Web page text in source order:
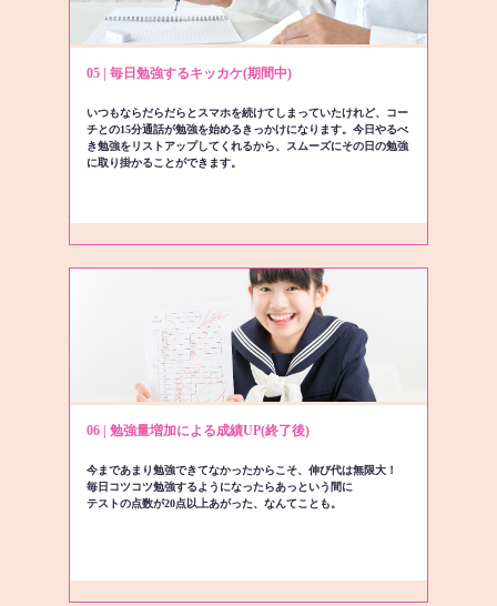
05 | 毎日勉強するキッカケ(期間中)
いつもならだらだらとスマホを続けてしまっていたけれど、コー
チとの15分通話が勉強を始めるきっかけになります。今日やるべ
き勉強をリストアップしてくれるから、スムーズにその日の勉強
に取り掛かることができます。
06 | 勉強量増加による成績UP(終了後)
今まであまり勉強できてなかったからこそ、伸び代は無限大！
毎日コツコツ勉強するようになったらあっという間に
テストの点数が20点以上あがった、なんてことも。